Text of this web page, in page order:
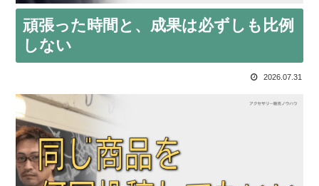
頑張った時間と、成果は必ずしも比例
しない
2026.07.31